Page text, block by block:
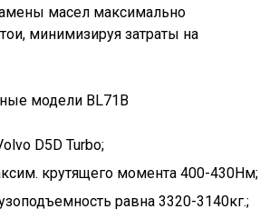
масел максимально
минимизируя затраты на
модели BL71B
D5D Turbo;
крутящего момента 400-430Нм;
равна 3320-3140кг.;